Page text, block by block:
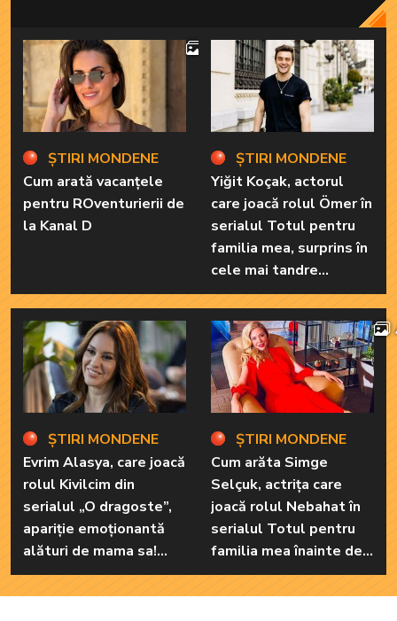
ȘTIRI MONDENE
Cum arată vacanțele
pentru ROventurierii de
la Kanal D
ȘTIRI MONDENE
Evrim Alasya, care joacă
rolul Kivilcim din
serialul „O dragoste”,
apariție emoționantă
alături de mama sa!
Iată cum arată cea mai
importantă persoană
ȘTIRI MONDENE
Yiğit Koçak, actorul
care joacă rolul Ömer în
serialul Totul pentru
familia mea, surprins în
cele mai tandre
ipostaze! Ele sunt
marile sale iubiri
ȘTIRI MONDENE
Cum arăta Simge
Selçuk, actrița care
joacă rolul Nebahat în
serialul Totul pentru
familia mea înainte de a
recurge la operațiile
estetice! Iată ce